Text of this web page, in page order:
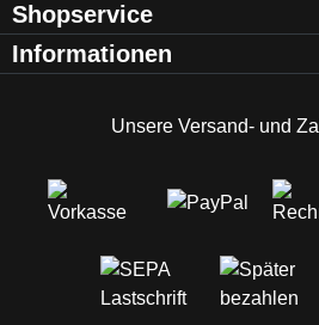
Shopservice
Informationen
Unsere Versand- und